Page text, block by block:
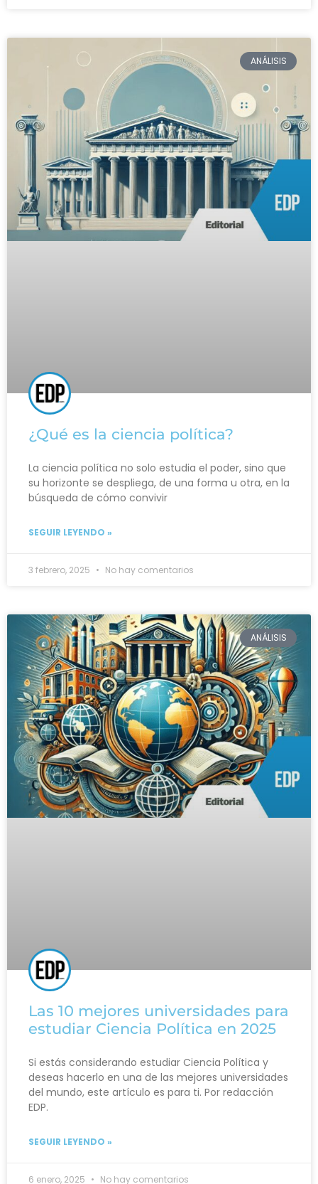
ANÁLISIS
¿Qué es la ciencia política?
La ciencia política no solo estudia el poder, sino que
su horizonte se despliega, de una forma u otra, en la
búsqueda de cómo convivir
SEGUIR LEYENDO »
3 febrero, 2025 No hay comentarios
ANÁLISIS
Las 10 mejores universidades para
estudiar Ciencia Política en 2025
Si estás considerando estudiar Ciencia Política y
deseas hacerlo en una de las mejores universidades
del mundo, este artículo es para ti. Por redacción
EDP.
SEGUIR LEYENDO »
6 enero, 2025 No hay comentarios